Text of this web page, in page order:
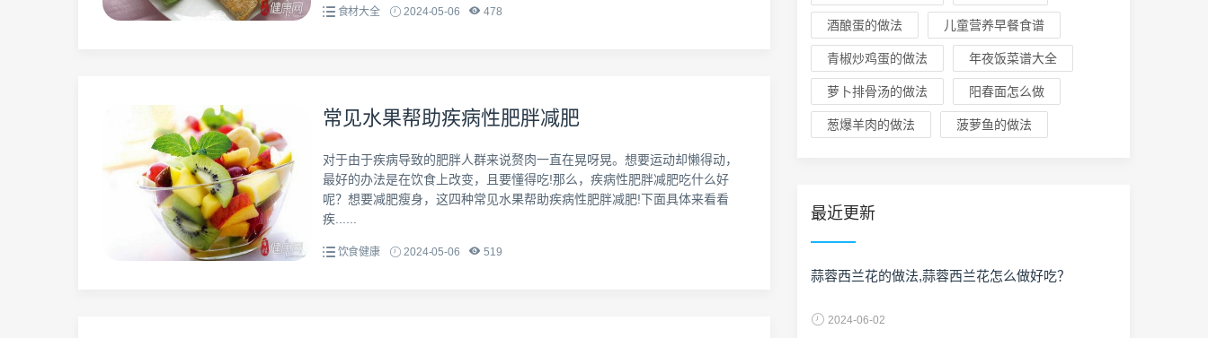
食材大全 2024-05-06 478
常见水果帮助疾病性肥胖减肥
对于由于疾病导致的肥胖人群来说赘肉一直在晃呀晃。想要运动却懒得动，
最好的办法是在饮食上改变，且要懂得吃!那么，疾病性肥胖减肥吃什么好
呢？想要减肥瘦身，这四种常见水果帮助疾病性肥胖减肥!下面具体来看看
疾......
饮食健康 2024-05-06 519
酒酿蛋的做法 儿童营养早餐食谱
青椒炒鸡蛋的做法 年夜饭菜谱大全
萝卜排骨汤的做法 阳春面怎么做
葱爆羊肉的做法 菠萝鱼的做法
最近更新
蒜蓉西兰花的做法,蒜蓉西兰花怎么做好吃？
2024-06-02